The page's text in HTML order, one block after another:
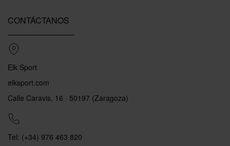
CONTÁCTANOS
Elk Sport
elksport.com
Calle Caravis, 16 · 50197 (Zaragoza)
Tel: (+34) 976 463 820